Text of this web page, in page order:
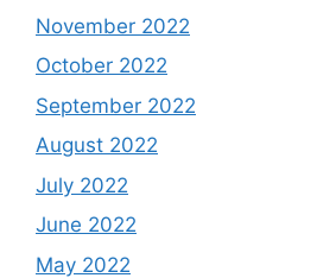
November 2022
October 2022
September 2022
August 2022
July 2022
June 2022
May 2022